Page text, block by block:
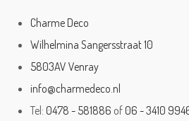
Charme Deco
Wilhelmina Sangersstraat 10
5803AV Venray
info@charmedeco.nl
Tel: 0478 - 581886 of 06 - 3410